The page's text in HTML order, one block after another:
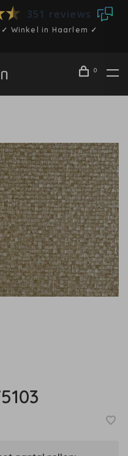
351 reviews
Winkel in Haarlem ✓
0